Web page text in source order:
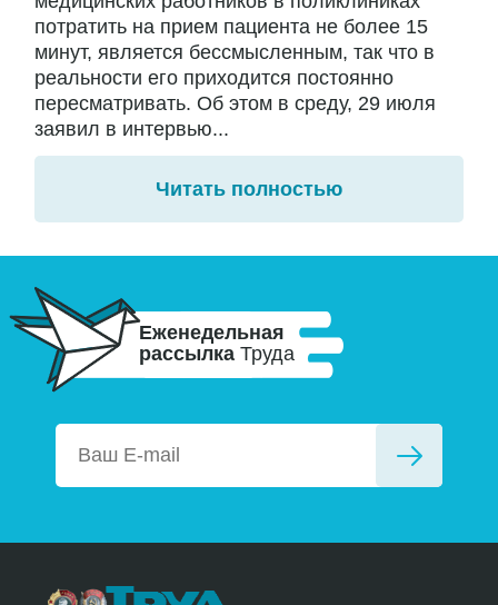
потратить на прием пациента не более 15
минут, является бессмысленным, так что в
реальности его приходится постоянно
пересматривать. Об этом в среду, 29 июля
заявил в интервью...
Читать полностью
Еженедельная
рассылка Труда